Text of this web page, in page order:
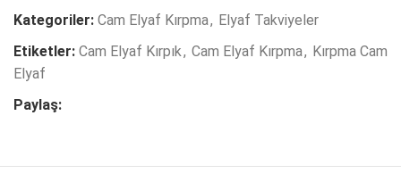
Kategoriler: Cam Elyaf Kırpma, Elyaf Takviyeler
Etiketler: Cam Elyaf Kırpık, Cam Elyaf Kırpma, Kırpma Cam
Elyaf
Paylaş: